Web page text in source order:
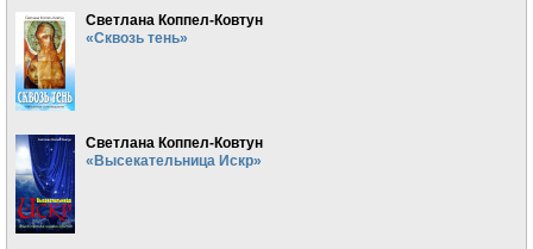
Светлана Коппел-Ковтун
«Сквозь тень»
Светлана Коппел-Ковтун
«Высекательница Искр»